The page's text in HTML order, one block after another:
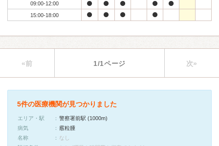
09:00-12:00
15:00-18:00
«前 1/1ページ 次»
5件の医療機関が見つかりました
エリア・駅
警察署前駅 (1000m)
病気
霰粒腫
名称
なし